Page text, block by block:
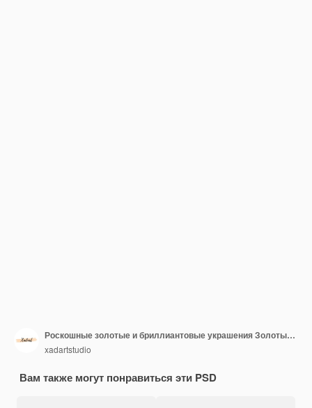
Роскошные золотые и бриллиантовые украшения Золотые драгоценности
xadartstudio
Вам также могут понравиться эти PSD